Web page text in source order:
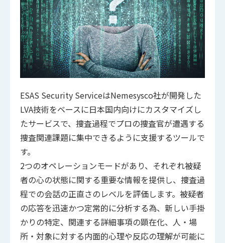
ESAS Security ServiceはNemesysco社が開発した
LVA技術をベースに日本国内向けにカスタマイズし
たサービスで、捜査過程でプロの捜査官が遭遇する
捜査関連課題に集中できるように支援するツールで
す。
2つのオペレーションモードがあり、それぞれ被疑
者の心の状態に関する重要な情報を提供し、捜査過
程での会話の正直さのレベルを評価します。被疑者
の応答を迅速かつ定常的に分析する為、新しい手掛
かりの特定、関連する詳細事項の顕在化、人・場
所・対象に対する内面的心理や反応の理解が可能に